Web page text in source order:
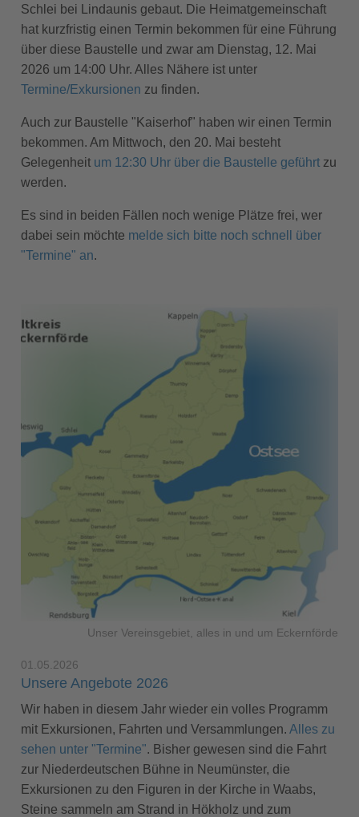
Schlei bei Lindaunis gebaut. Die Heimatgemeinschaft
hat kurzfristig einen Termin bekommen für eine Führung
über diese Baustelle und zwar am Dienstag, 12. Mai
2026 um 14:00 Uhr. Alles Nähere ist unter
Termine/Exkursionen zu finden.
Auch zur Baustelle "Kaiserhof" haben wir einen Termin
bekommen. Am Mittwoch, den 20. Mai besteht
Gelegenheit um 12:30 Uhr über die Baustelle geführt zu
werden.
Es sind in beiden Fällen noch wenige Plätze frei, wer
dabei sein möchte melde sich bitte noch schnell über
"Termine" an.
Unser Vereinsgebiet, alles in und um Eckernförde
01.05.2026
Unsere Angebote 2026
Wir haben in diesem Jahr wieder ein volles Programm
mit Exkursionen, Fahrten und Versammlungen. Alles zu
sehen unter "Termine". Bisher gewesen sind die Fahrt
zur Niederdeutschen Bühne in Neumünster, die
Exkursionen zu den Figuren in der Kirche in Waabs,
Steine sammeln am Strand in Hökholz und zum